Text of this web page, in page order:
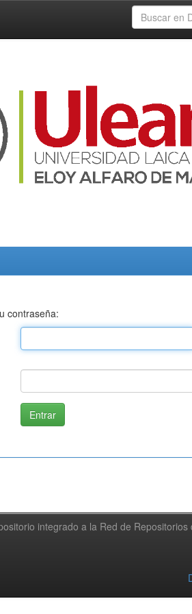
contraseña:
integrado a la Red de